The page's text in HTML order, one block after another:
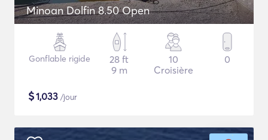
Minoan Dolfin 8.50 Open
Gonflable rigide
28 ft
9 m
10
Croisière
0
$1,033 /jour